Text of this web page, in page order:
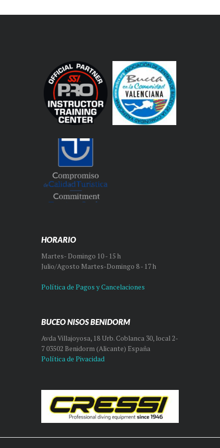
HORARIO
Martes- Domingo 10 - 15 h
Julio/Agosto Martes-Domingo 8 - 17 h
Política de Pagos y Cancelaciones
BUCEO NISOS BENIDORM
Avda Villajoyosa, 18 Urb. Coblanca 30, local 2-
7 03502 Benidorm (Alicante) España
Política de Pivacidad